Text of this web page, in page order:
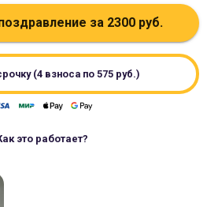
за 2300 руб.
(4 взноса по 575руб.)
это работает?